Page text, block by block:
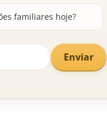
familiares hoje?
Enviar